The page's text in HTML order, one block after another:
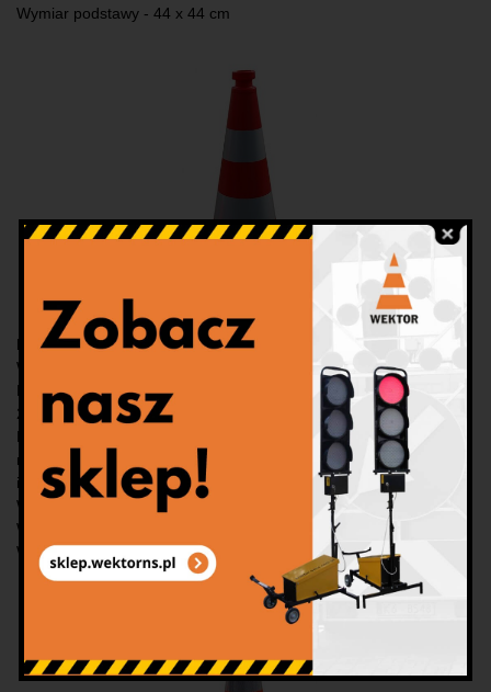
Wymiar podstawy - 44 x 44 cm
Pachołek drogowy o wysokości 75 cm.
Wykonany z twardego PCV.
Kolor - pomarańczowy, czarna podstawa z recyklingu.
2 białe pasy z folii odblaskowej II gen.
Przeznaczony do prac drogowych, remontowych, odgradzania
ruchu, wyznaczania toru jazdy, wygradzania miejsc parkingowych
i inne.
Waga - 5,5 kg
Wysokość - 75 cm
Wymiar podstawy - 44 x 44 cm